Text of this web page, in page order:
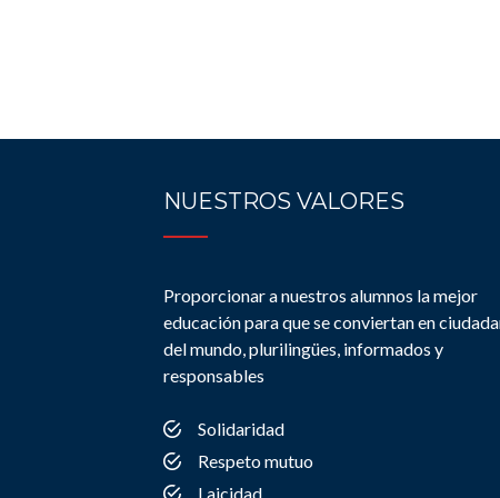
NUESTROS VALORES
Proporcionar a nuestros alumnos la mejor
educación para que se conviertan en
del mundo, plurilingües, informados y
responsables
Solidaridad
Respeto mutuo
Laicidad